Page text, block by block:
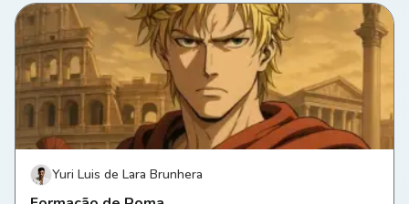
Yuri Luis de Lara Brunhera